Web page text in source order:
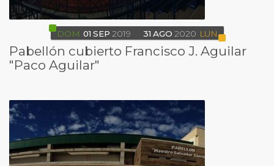
DOM 01 SEP 2019 31 AGO 2020 LUN
Pabellón cubierto Francisco J. Aguilar
"Paco Aguilar"